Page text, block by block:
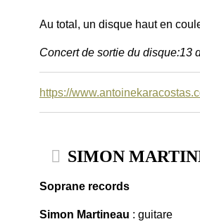
Au total, un disque haut en
Concert de sortie du disque:13
https://
SIMON
Soprane records
Simon Martineau : guitare